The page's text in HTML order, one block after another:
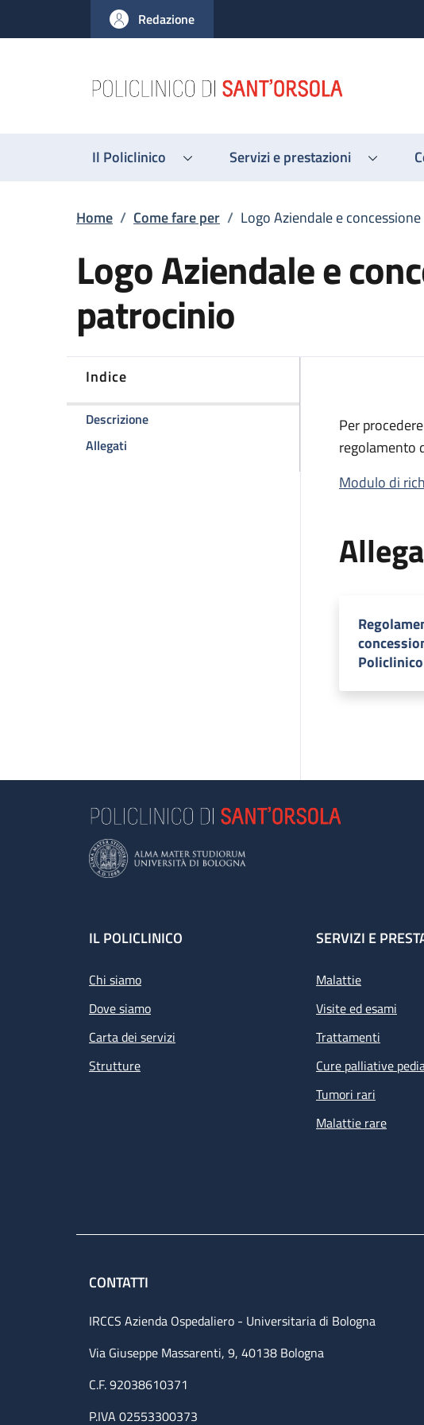
al contenuto principale
to footer content
Redazione
Il Policlinico Servizi e prestazioni
Briciole di pane
Home / Come fare per / Logo Aziendale e
Logo Aziendale e
patrocinio
Indice
Descrizionedella pagina Logo Aziendale e concessione del
Allegati della pagina Logo Aziendale e concessione del
Per
regolamento
Modulo di
Footer
IL POLICLINICO
Chi siamo
Dove siamo
Carta dei servizi
Strutture
SERVIZI E
Malattie
Visite ed esami
Trattamenti
Cure palliative
Tumori rari
Malattie rare
CONTATTI
IRCCS Azienda Ospedaliero - Universitaria di Bologna
Via Giuseppe Massarenti, 9, 40138 Bologna
C.F. 92038610371
P.IVA 02553300373